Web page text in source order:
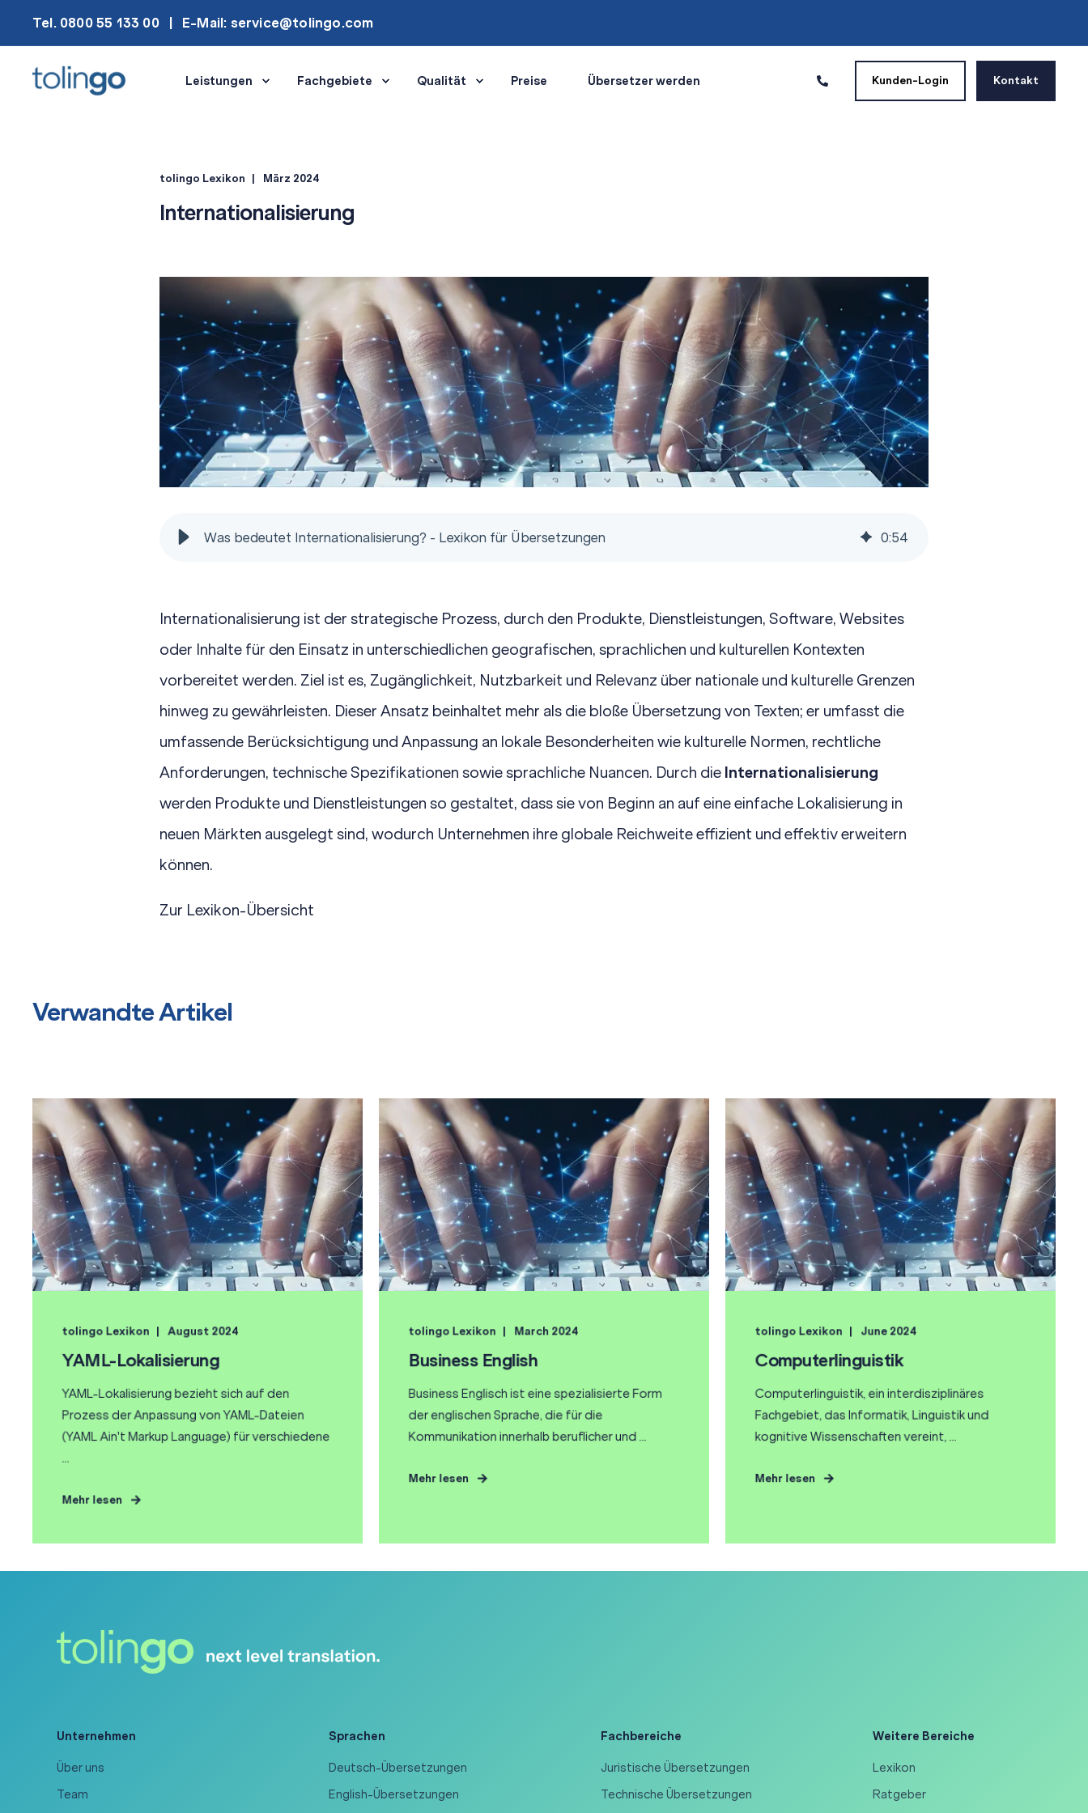
Tel. 0800 55 133 00 E-Mail: service@tolingo.com
Leistungen Fachgebiete Qualität Preise Übersetzer werden Kunden-Login Kontakt
tolingo Lexikon März 2024
Internationalisierung
Was bedeutet Internationalisierung? - Lexikon für Übersetzungen 0:54
Internationalisierung ist der strategische Prozess, durch den Produkte, Dienstleistungen, Software, Websites
oder Inhalte für den Einsatz in unterschiedlichen geografischen, sprachlichen und kulturellen Kontexten
vorbereitet werden. Ziel ist es, Zugänglichkeit, Nutzbarkeit und Relevanz über nationale und kulturelle Grenzen
hinweg zu gewährleisten. Dieser Ansatz beinhaltet mehr als die bloße Übersetzung von Texten; er umfasst die
umfassende Berücksichtigung und Anpassung an lokale Besonderheiten wie kulturelle Normen, rechtliche
Anforderungen, technische Spezifikationen sowie sprachliche Nuancen. Durch die Internationalisierung
werden Produkte und Dienstleistungen so gestaltet, dass sie von Beginn an auf eine einfache Lokalisierung in
neuen Märkten ausgelegt sind, wodurch Unternehmen ihre globale Reichweite effizient und effektiv erweitern
können.
Zur Lexikon-Übersicht
Verwandte Artikel
tolingo Lexikon August 2024
YAML-Lokalisierung
YAML-Lokalisierung bezieht sich auf den
Prozess der Anpassung von YAML-Dateien
(YAML Ain't Markup Language) für verschiedene
...
Mehr lesen
tolingo Lexikon March 2024
Business English
Business Englisch ist eine spezialisierte Form
der englischen Sprache, die für die
Kommunikation innerhalb beruflicher und ...
Mehr lesen
tolingo Lexikon June 2024
Computerlinguistik
Computerlinguistik, ein interdisziplinäres
Fachgebiet, das Informatik, Linguistik und
kognitive Wissenschaften vereint, ...
Mehr lesen
Unternehmen
Über uns
Team
Sprachen
Deutsch-Übersetzungen
English-Übersetzungen
Fachbereiche
Juristische Übersetzungen
Technische Übersetzungen
Weitere Bereiche
Lexikon
Ratgeber